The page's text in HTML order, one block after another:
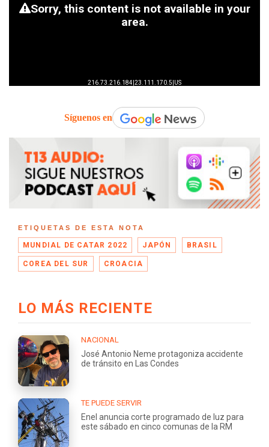
Síguenos en
ETIQUETAS DE ESTA NOTA
MUNDIAL DE CATAR 2022 JAPÓN BRASIL
COREA DEL SUR CROACIA
LO MÁS RECIENTE
NACIONAL
José Antonio Neme protagoniza accidente
de tránsito en Las Condes
TE PUEDE SERVIR
Enel anuncia corte programado de luz para
este sábado en cinco comunas de la RM